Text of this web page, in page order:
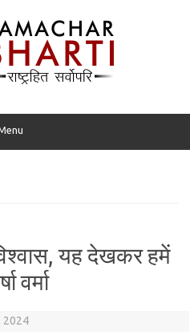
यह देखकर हमें
वर्मा
2024